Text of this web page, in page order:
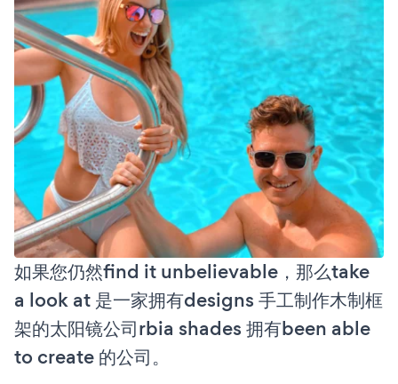
如果您仍然find it unbelievable，那么take
a look at 是一家拥有designs 手工制作木制框
架的太阳镜公司rbia shades 拥有been able
to create 的公司。